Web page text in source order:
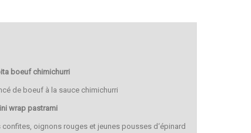
boeuf chimichurri
de boeuf à la sauce chimichurri
wrap pastrami
oignons rouges et jeunes pousses d‘épinard